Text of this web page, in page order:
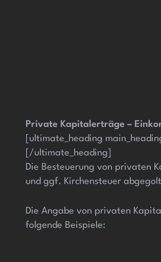
Private Kapitalerträge –
[ultimate_heading
[/ultimate_heading]
Die Besteuerung von privaten
und ggf. Kirchensteuer
Die Angabe von privaten
folgende Beispiele: